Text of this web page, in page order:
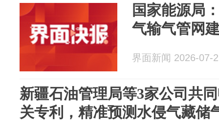
国家能源局
气输气管网
界面新闻 2026-07-
新疆石油管理局等3家公司共
关专利，精准预测水侵气藏储